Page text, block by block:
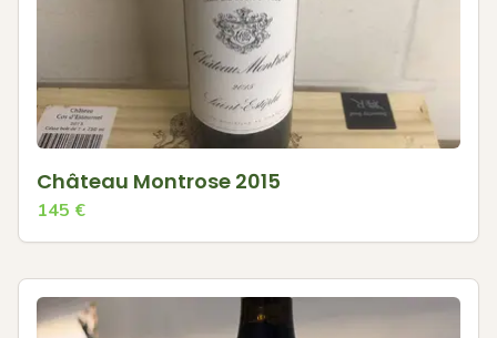
Château Montrose 2015
145 €